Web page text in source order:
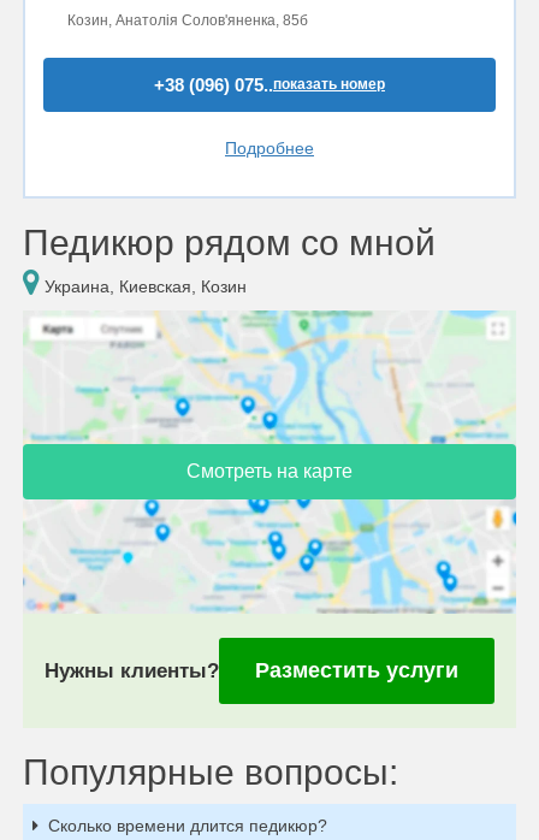
Козин, Анатолія Солов'яненка, 85б
+38 (096) 075..показать номер
Подробнее
Педикюр рядом со мной
Украина, Киевская, Козин
Смотреть на карте
Нужны клиенты? Разместить услуги
Популярные вопросы:
Сколько времени длится педикюр?